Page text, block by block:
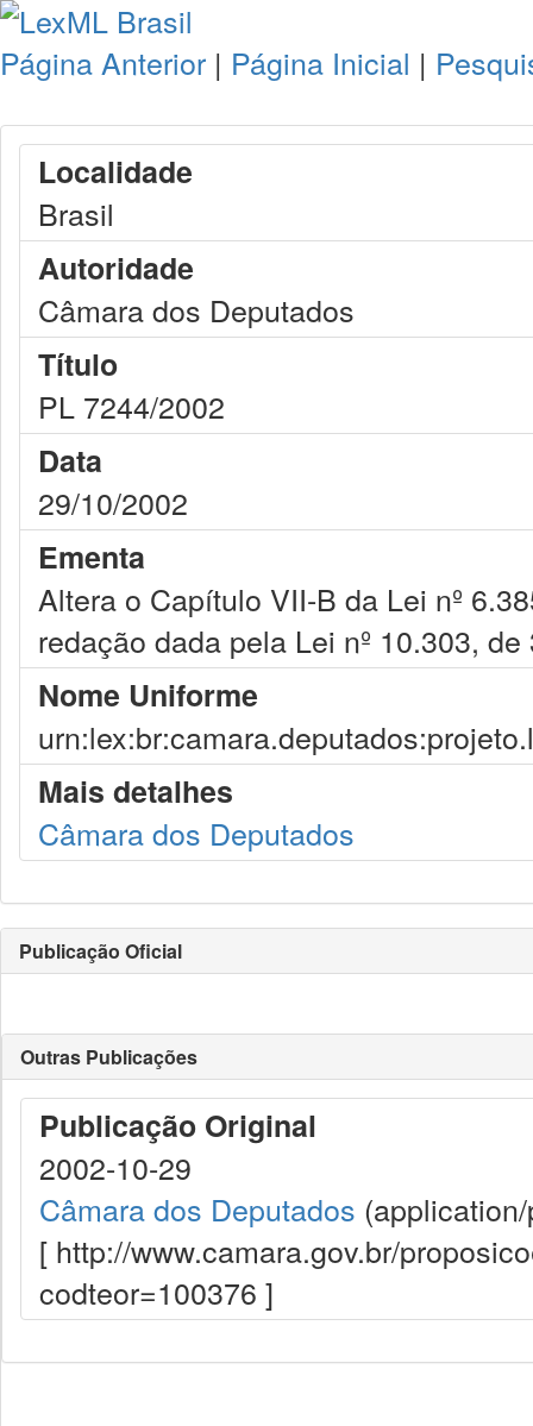
Página Anterior | Página Inicial |
Localidade
Brasil
Autoridade
Câmara dos Deputados
Título
PL 7244/2002
Data
29/10/2002
Ementa
Altera o Capítulo VII-B da Lei nº
redação dada pela Lei nº 10.303,
Nome Uniforme
Mais detalhes
Câmara dos Deputados
Publicação Oficial
Outras Publicações
Publicação Original
2002-10-29
Câmara dos Deputados
[ http://www.camara.gov.br/
codteor=100376 ]